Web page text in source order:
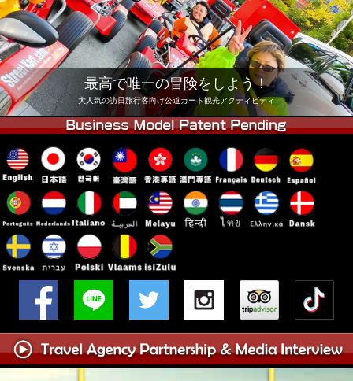
東京 品川 東京 秋葉原 #1
東京 秋葉原 #2 東京 渋谷
東京 渋谷アネックス 東京ベイ
東京 浅草 大阪
沖縄
最高で唯一の冒険をしよう！
大人気の訪日旅行客向け公道カート観光アクティビティ